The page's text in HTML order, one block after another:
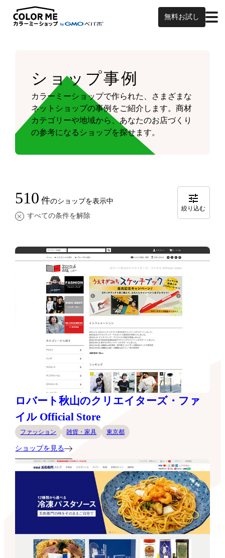
無料お試し
ショップ事例
カラーミーショップで作られた、さまざまな
ネットショップの事例をご紹介します。商材
カテゴリーや地域から、あなたのお店づくり
の参考になるショップを探せます。
510 件のショップを表示中
すべての条件を解除
絞り込む
ロバート秋山のクリエイターズ・ファ
イル Official Store
ファッション 雑貨・家具 東京都
ショップを見る